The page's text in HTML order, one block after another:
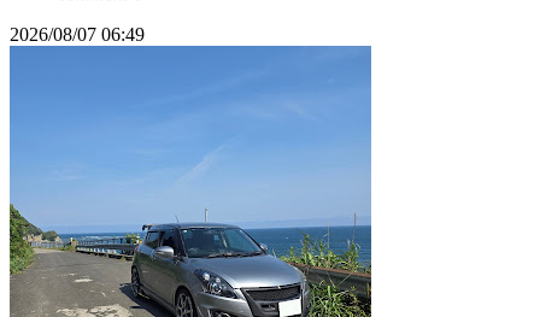
2026/08/07 06:49